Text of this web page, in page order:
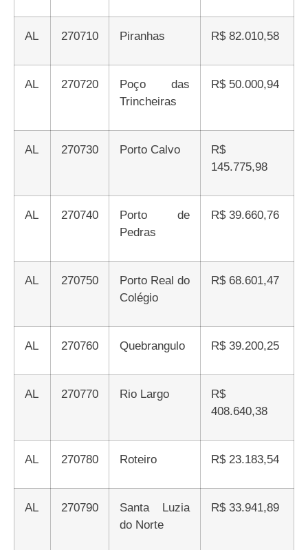
AL 270710 Piranhas R$ 82.010,58
AL 270720
Poço das
Trincheiras
R$ 50.000,94
AL 270730 Porto Calvo
R$
145.775,98
AL 270740
Porto de
Pedras
R$ 39.660,76
AL 270750
Porto Real do
Colégio
R$ 68.601,47
AL 270760 Quebrangulo R$ 39.200,25
AL 270770 Rio Largo
R$
408.640,38
AL 270780 Roteiro R$ 23.183,54
AL 270790
Santa Luzia
do Norte
R$ 33.941,89